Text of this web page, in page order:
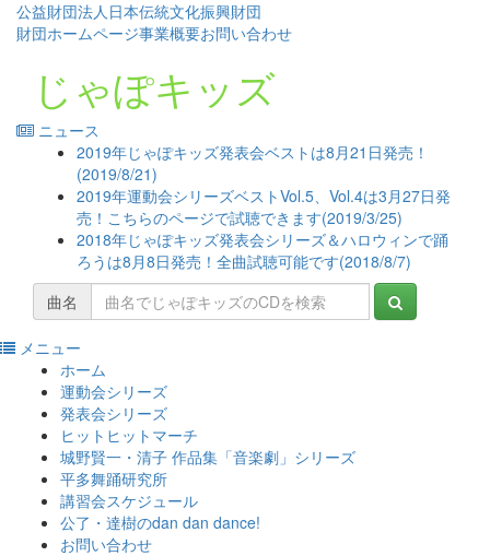
公益財団法人日本伝統文化振興財団
財団ホームページ事業概要お問い合わせ
じゃぽキッズ
ニュース
2019年じゃぽキッズ発表会ベストは8月21日発売！
(2019/8/21)
2019年運動会シリーズベストVol.5、Vol.4は3月27日発
売！こちらのページで試聴できます(2019/3/25)
2018年じゃぽキッズ発表会シリーズ＆ハロウィンで踊
ろうは8月8日発売！全曲試聴可能です(2018/8/7)
曲名
メニュー
ホーム
運動会シリーズ
発表会シリーズ
ヒットヒットマーチ
城野賢一・清子 作品集「音楽劇」シリーズ
平多舞踊研究所
講習会スケジュール
公了・達樹のdan dan dance!
お問い合わせ